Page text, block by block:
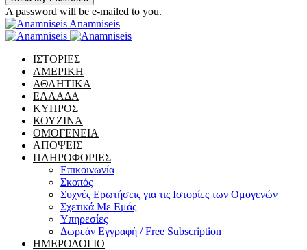
A password will be e-mailed to you.
Anamniseis
ΙΣΤΟΡΙΕΣ
ΑΜΕΡΙΚΗ
ΑΘΛΗΤΙΚΑ
ΕΛΛΑΔΑ
ΚΥΠΡΟΣ
ΚΟΥΖΙΝΑ
ΟΜΟΓΕΝΕΙΑ
ΑΠΟΨΕΙΣ
ΠΛΗΡΟΦΟΡΙΕΣ
Επικοινωνία
Σκοπός
Συχνές Ερωτήσεις για τις Ιστορίες των Ομογενών
Σχετικά Με Εμάς
Υπηρεσίες
Δωρεάν Εγγραφή / Free Subscription
ΗΜΕΡΟΛΟΓΙΟ